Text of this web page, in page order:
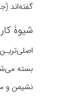
‌گفته‌اند (جعفریان،
شیوۀ کار
بسته
نشیمن و